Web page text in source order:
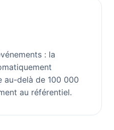
: la
au-delà de 100 000
au référentiel.